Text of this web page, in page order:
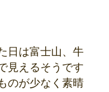
日は富士山、牛
見えるそうです
のが少なく素晴